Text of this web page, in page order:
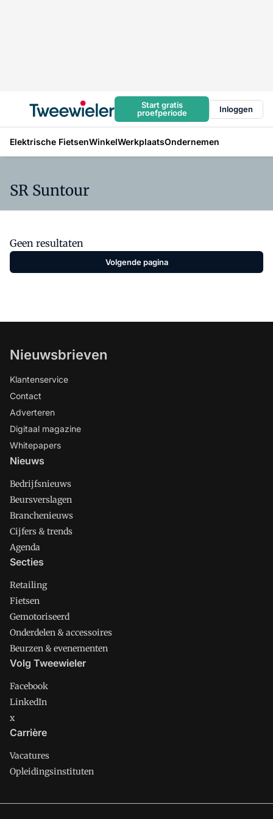
Start gratis
proefperiode
Inloggen
Elektrische FietsenWinkelWerkplaatsOndernemen
SR Suntour
Geen resultaten
Volgende pagina
Nieuwsbrieven
Klantenservice
Contact
Adverteren
Digitaal magazine
Whitepapers
Nieuws
Bedrijfsnieuws
Beursverslagen
Branchenieuws
Cijfers & trends
Agenda
Secties
Retailing
Fietsen
Gemotoriseerd
Onderdelen & accessoires
Beurzen & evenementen
Volg Tweewieler
Facebook
LinkedIn
x
Carrière
Vacatures
Opleidingsinstituten